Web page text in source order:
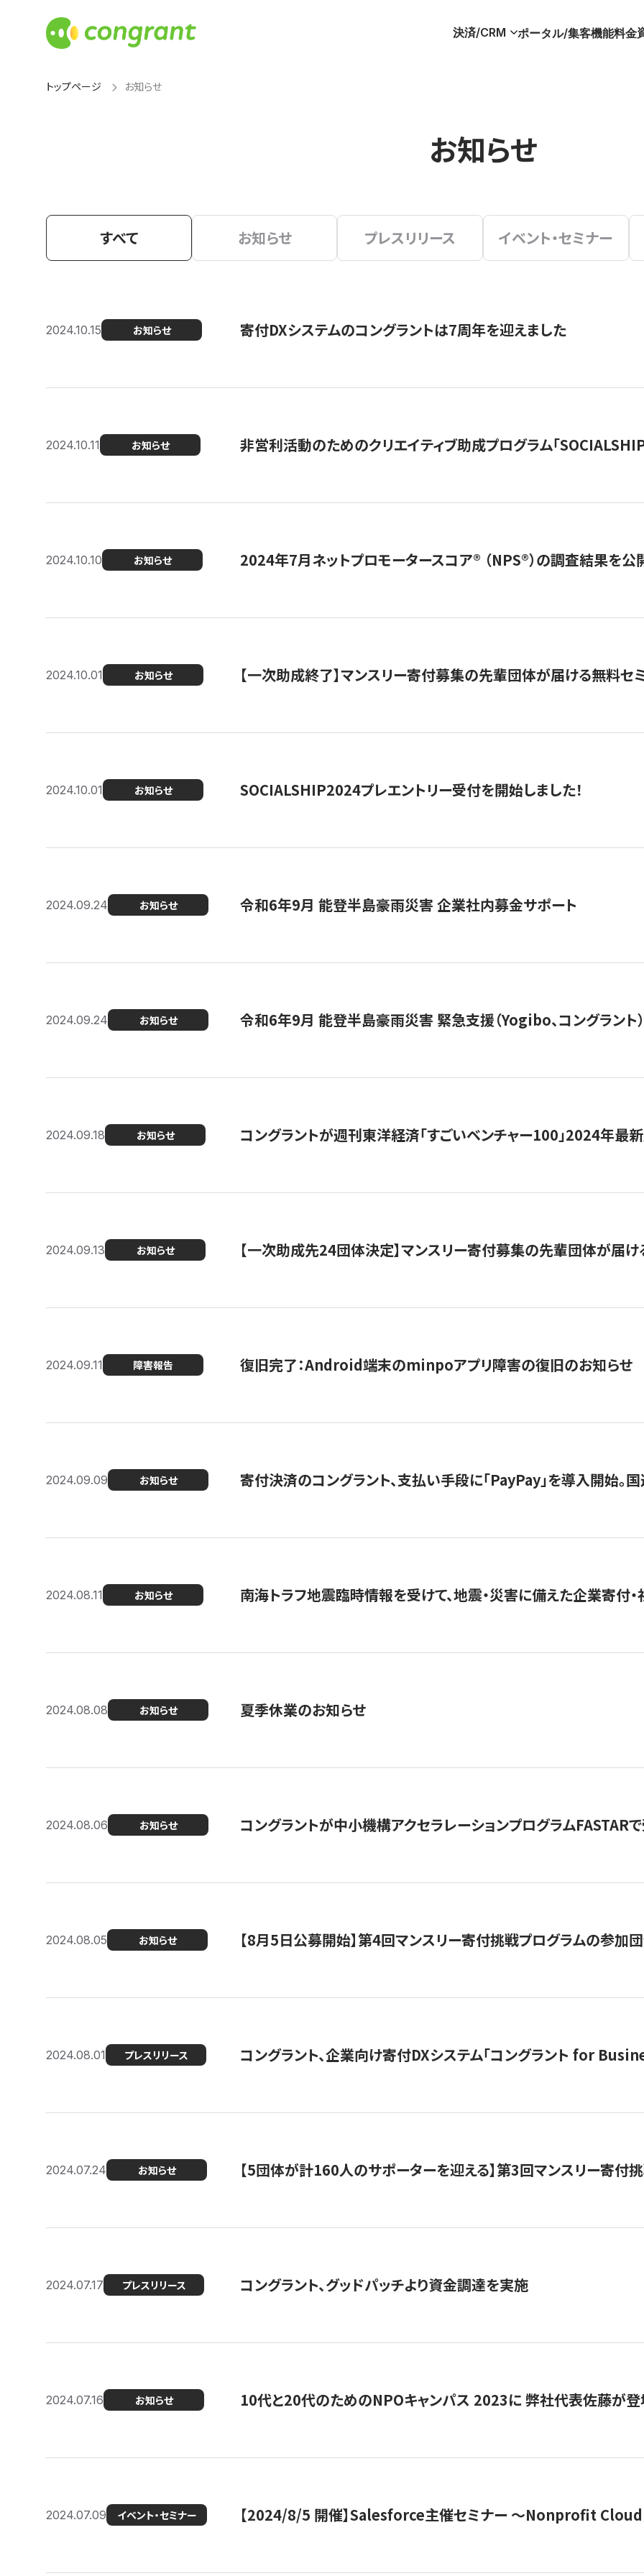
決済/CRM ポータル/集客機能料金
トップページ お知らせ
お知らせ
すべて お知らせ プレスリリース イベント・セミナー
2024.10.15 お知らせ 寄付DXシステムのコングラントは7周年を迎えました
2024.10.11 お知らせ 非営利活動のためのクリエイティブ助成プログラム「
2024.10.10 お知らせ 2024年7月ネットプロモータースコア®︎ （NPS®︎）の調査結果を公
2024.10.01 お知らせ 【一次助成終了】マンスリー寄付募集の先輩団体が届ける無料セ
2024.10.01 お知らせ SOCIALSHIP2024プレエントリー受付を開始しました！
2024.09.24 お知らせ 令和6年9月 能登半島豪雨災害 企業社内募金サポート
2024.09.24 お知らせ 令和6年9月 能登半島豪雨災害 緊急支援（Yogibo、コングラント）
2024.09.18 お知らせ コングラントが週刊東洋経済「すごいベンチャー100」2024年最
2024.09.13 お知らせ 【一次助成先24団体決定】マンスリー寄付募集の先輩団体が届
2024.09.11 障害報告 復旧完了：Android端末のminpoアプリ障害の復旧のお知らせ
2024.09.09 お知らせ 寄付決済のコングラント、支払い手段に「PayPay」を導入開始。
2024.08.11 お知らせ 南海トラフ地震臨時情報を受けて、地震・災害に備えた企業寄付
2024.08.08 お知らせ 夏季休業のお知らせ
2024.08.06 お知らせ コングラントが中小機構アクセラレーションプログラムFASTAR
2024.08.05 お知らせ 【8月5日公募開始】第4回マンスリー寄付挑戦プログラムの参加
2024.08.01 プレスリリース コングラント、企業向け寄付DXシステム「コングラント for
2024.07.24 お知らせ 【5団体が計160人のサポーターを迎える】​​第3回マンスリー寄付
2024.07.17 プレスリリース コングラント、グッドパッチより資金調達を実施
2024.07.16 お知らせ 10代と20代のためのNPOキャンパス 2023に 弊社代表佐藤が
2024.07.09 イベント・セミナー 【2024/8/5 開催】Salesforce主催セミナー 〜Nonprofit